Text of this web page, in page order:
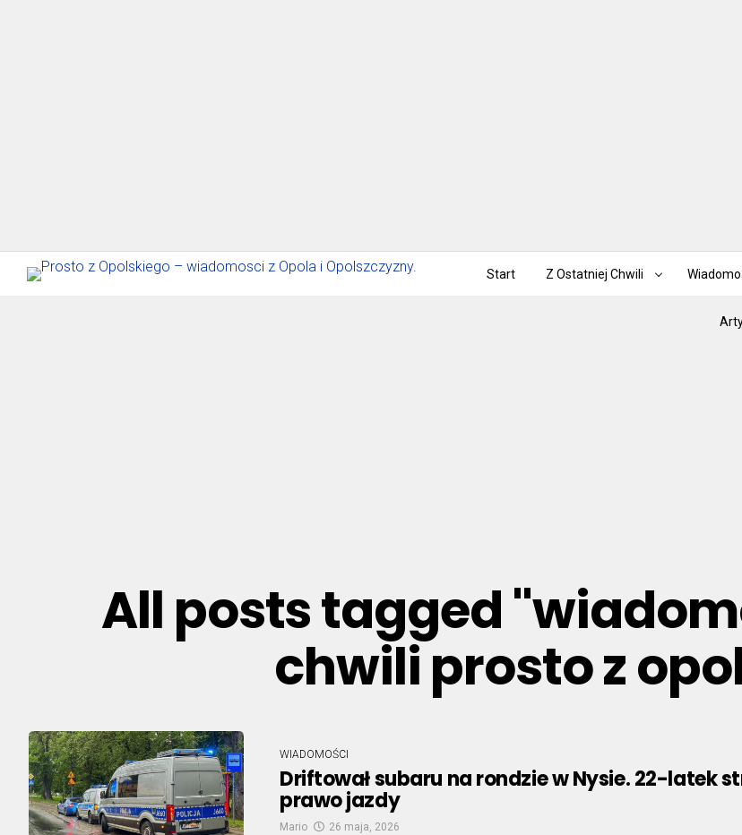
Start Z Ostatniej Chwili
All posts tagged
chwili prosto z
WIADOMOŚCI
Driftował subaru na rondzie w Nysie. 22-latek
prawo jazdy
Mario 26 maja, 2026